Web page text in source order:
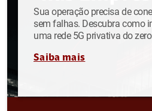
Sua operação precisa de
sem falhas. Descubra como
uma rede 5G privativa do
Saiba mais